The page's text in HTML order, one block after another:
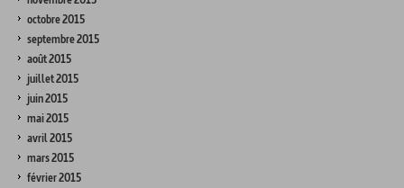
octobre 2015
septembre 2015
août 2015
juillet 2015
juin 2015
mai 2015
avril 2015
mars 2015
février 2015